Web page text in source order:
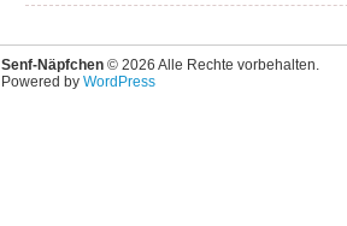
Senf-Näpfchen © 2026 Alle Rechte vorbehalten.
Powered by WordPress